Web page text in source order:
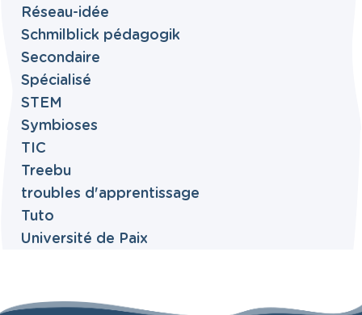
Réseau-idée
Schmilblick pédagogik
Secondaire
Spécialisé
STEM
Symbioses
TIC
Treebu
troubles d'apprentissage
Tuto
Université de Paix